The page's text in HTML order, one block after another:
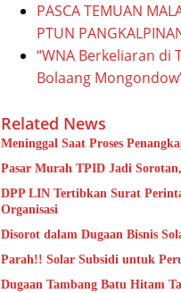
PASCA TEMUAN
PTUN
“WNA Berkeliaran di
Bolaang
Related News
Meninggal Saat Proses
Pasar Murah TPID Jadi
DPP LIN Tertibkan Surat
Organisasi
Disorot dalam Dugaan Bisnis
Parah!! Solar Subsidi untuk
Dugaan Tambang Batu Hitam